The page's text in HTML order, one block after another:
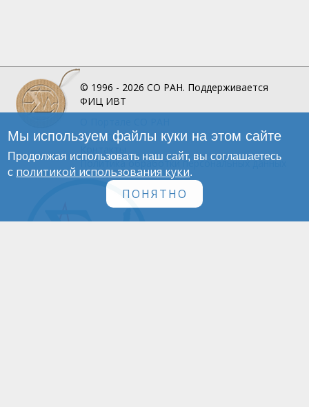
© 1996 - 2026 СО РАН. Поддерживается
ФИЦ ИВТ
Инфографика
Политика обработки персональных данных
Мы используем файлы куки на этом сайте
Продолжая использовать наш сайт, вы соглашаетесь
с политикой использования куки.
ПОНЯТНО